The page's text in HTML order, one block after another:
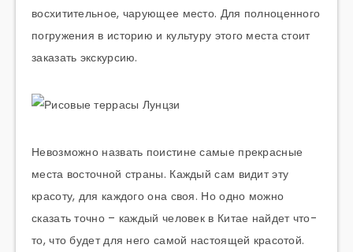
восхитительное, чарующее место. Для полноценного
погружения в историю и культуру этого места стоит
заказать экскурсию.
Невозможно назвать поистине самые прекрасные
места восточной страны. Каждый сам видит эту
красоту, для каждого она своя. Но одно можно
сказать точно – каждый человек в Китае найдет что-
то, что будет для него самой настоящей красотой.